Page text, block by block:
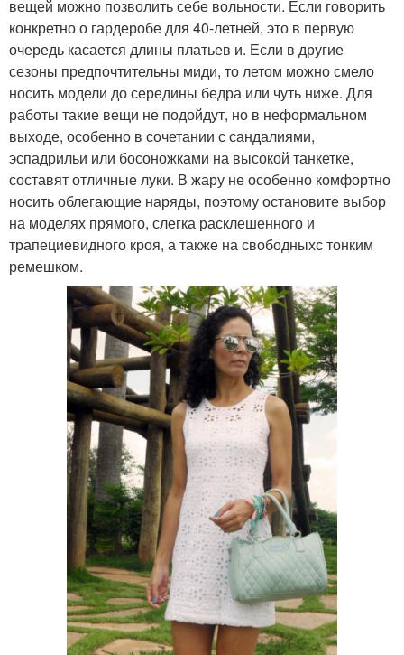
вещей можно позволить себе вольности. Если говорить
конкретно о гардеробе для 40-летней, это в первую
очередь касается длины платьев и. Если в другие
сезоны предпочтительны миди, то летом можно смело
носить модели до середины бедра или чуть ниже. Для
работы такие вещи не подойдут, но в неформальном
выходе, особенно в сочетании с сандалиями,
эспадрильи или босоножками на высокой танкетке,
составят отличные луки. В жару не особенно комфортно
носить облегающие наряды, поэтому остановите выбор
на моделях прямого, слегка расклешенного и
трапециевидного кроя, а также на свободныхс тонким
ремешком.